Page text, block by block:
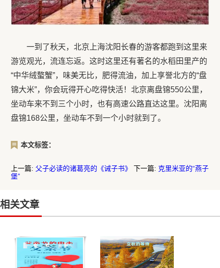
一到了秋天，北京上海沈阳长春的游客都跑到这里来
游览观光，流连忘返。这时这里还有著名的水稻田里产的
“中华绒螯蟹”，味美无比，肥得流油，加上享誉北方的“盘
锦大米”，你会玩得开心吃得快活！北京离盘锦550公里，
坐动车来不到三个小时，也有高速公路直达这里。沈阳离
盘锦168公里，坐动车不到一个小时就到了。
本文标签：
上一篇: 父子必读的诸葛亮的《诫子书》 下一篇: 克里米亚的“燕子
堡”
相关文章